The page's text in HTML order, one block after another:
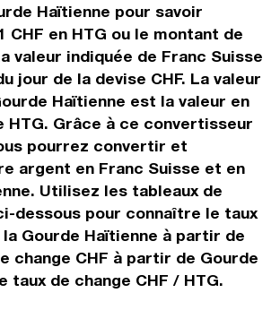
Haïtienne pour savoir
CHF en HTG ou le montant de
valeur indiquée de Franc Suisse
jour de la devise CHF. La valeur
Haïtienne est la valeur en
HTG. Grâce à ce convertisseur
pourrez convertir et
argent en Franc Suisse et en
Utilisez les tableaux de
dessous pour connaître le taux
Gourde Haïtienne à partir de
change CHF à partir de Gourde
taux de change CHF / HTG.